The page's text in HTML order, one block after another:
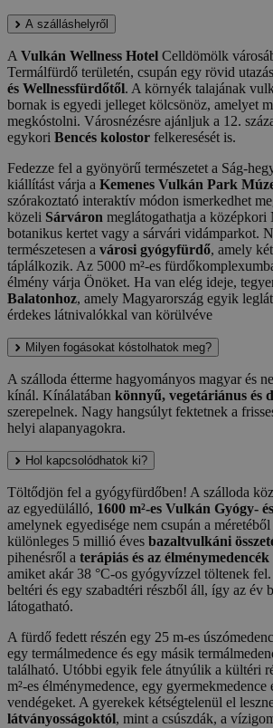
A szálláshelyről
A Vulkán Wellness Hotel Celldömölk
Termálfürdő területén, csupán egy rövid
és Wellnessfürdőtől. A környék talajának
bornak is egyedi jelleget kölcsönöz, amelyet
megkóstolni. Városnézésre ajánljuk a 12.
egykori Bencés kolostor felkeresését is.
Fedezze fel a gyönyörű természetet a Ság-
kiállítást várja a Kemenes Vulkán Park
szórakoztató interaktív módon ismerkedhet
közeli Sárváron meglátogathatja a középkori
botanikus kertet vagy a sárvári vidámparkot.
természetesen a városi gyógyfürdő, amely
táplálkozik. Az 5000 m²-es
élmény várja Önöket. Ha van elég ideje,
Balatonhoz, amely Magyarország egyik
érdekes látnivalókkal van körülvéve
Milyen fogásokat kóstolhatok meg?
A szálloda étterme hagyományos magyar és
kínál. Kínálatában könnyű, vegetáriánus és
szerepelnek. Nagy hangsúlyt fektetnek a
helyi alapanyagokra.
Hol kapcsolódhatok ki?
Töltődjön fel a gyógyfürdőben! A szálloda
az egyedülálló, 1600 m²-es Vulkán Gyógy-
amelynek egyedisége nem csupán a
különleges 5 millió éves bazaltvulkáni
pihenésről a terápiás és az élménymedencék
amiket akár 38 °C-os gyógyvízzel töltenek
beltéri és egy szabadtéri részből áll, így az év
látogatható.
A fürdő fedett részén egy 25 m-es
egy termálmedence és egy másik
található. Utóbbi egyik fele átnyúlik a kültéri
m²-es élménymedence, egy gyermekmedence
vendégeket. A gyerekek kétségtelenül el
látványosságoktól, mint a csúszdák, a